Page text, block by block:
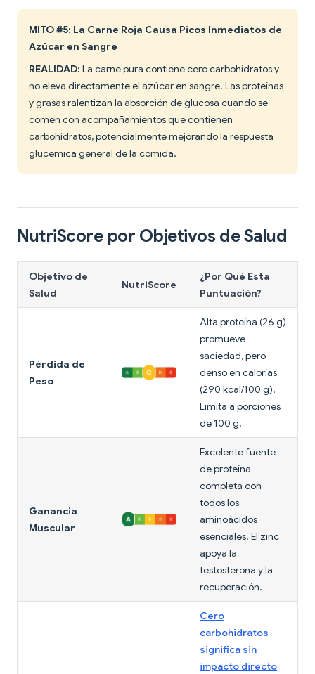
MITO #5: La Carne Roja Causa Picos Inmediatos de
Azúcar en Sangre
REALIDAD: La carne pura contiene cero carbohidratos y
no eleva directamente el azúcar en sangre. Las proteínas
y grasas ralentizan la absorción de glucosa cuando se
comen con acompañamientos que contienen
carbohidratos, potencialmente mejorando la respuesta
glucémica general de la comida.
NutriScore por Objetivos de Salud
Objetivo de
Salud
NutriScore
¿Por Qué Esta
Puntuación?
Pérdida de
Peso
Alta proteína (26 g)
promueve
saciedad, pero
denso en calorías
(290 kcal/100 g).
Limita a porciones
de 100 g.
Ganancia
Muscular
Excelente fuente
de proteína
completa con
todos los
aminoácidos
esenciales. El zinc
apoya la
testosterona y la
recuperación.
Cero
carbohidratos
significa sin
impacto directo